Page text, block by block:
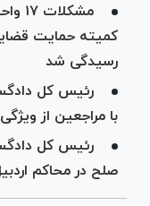
کمیته حمایت
رسیدگی شد
رئیس کل
با مراجعین از
رئیس کل
صلح در محاکم